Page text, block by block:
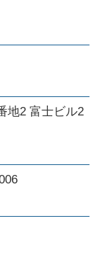
地2 富士ビル2